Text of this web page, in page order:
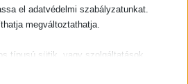
el adatvédelmi szabályzatunkat.
megváltoztathatja.
típusú sütik, vagy szolgáltatások